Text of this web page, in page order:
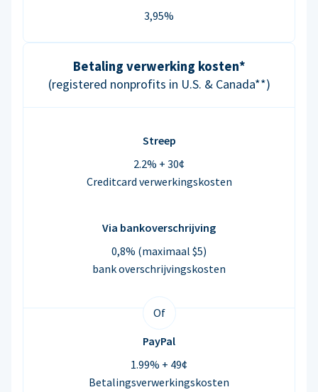
3,95%
Betaling verwerking kosten*
(registered nonprofits in U.S. & Canada**)
Streep
2.2% + 30¢
Creditcard verwerkingskosten
Via bankoverschrijving
0,8% (maximaal $5)
bank overschrijvingskosten
Of
PayPal
1.99% + 49¢
Betalingsverwerkingskosten